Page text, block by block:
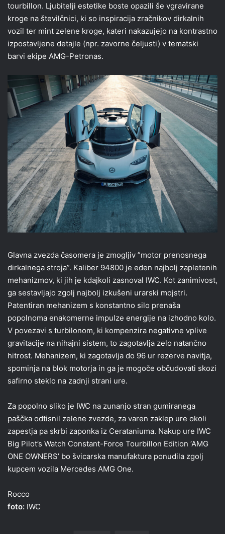
tourbillon. Ljubitelji estetike boste opazili še vgravirane
kroge na številčnici, ki so inspiracija zračnikov dirkalnih
vozil ter mint zelene kroge, kateri nakazujejo na kontrastno
izpostavljene detajle (npr. zavorne čeljusti) v tematski
barvi ekipe AMG-Petronas.
Glavna zvezda časomera je zmogljiv ”motor prenosnega
dirkalnega stroja”. Kaliber 94800 je eden najbolj zapletenih
mehanizmov, ki jih je kdajkoli zasnoval IWC. Kot zanimivost,
ga sestavljajo zgolj najbolj izkušeni urarski mojstri.
Patentiran mehanizem s konstantno silo prenaša
popolnoma enakomerne impulze energije na izhodno kolo.
V povezavi s turbilonom, ki kompenzira negativne vplive
gravitacije na nihajni sistem, to zagotavlja zelo natančno
hitrost. Mehanizem, ki zagotavlja do 96 ur rezerve navitja,
spominja na blok motorja in ga je mogoče občudovati skozi
safirno steklo na zadnji strani ure.
Za popolno sliko je IWC na zunanjo stran gumiranega
paščka odtisnil zelene zvezde, za varen zaklep ure okoli
zapestja pa skrbi zaponka iz Cerataniuma. Nakup ure IWC
Big Pilot’s Watch Constant-Force Tourbillon Edition ‘AMG
ONE OWNERS’ bo švicarska manufaktura ponudila zgolj
kupcem vozila Mercedes AMG One.
Rocco
foto: IWC